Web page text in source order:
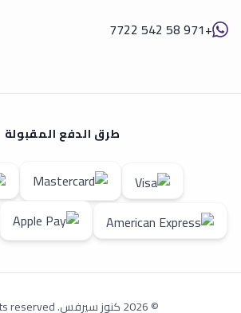
+971 58 542 7722
طرق الدفع المقبولة
© 2026 كنوز سيرفس. All rights reserved.